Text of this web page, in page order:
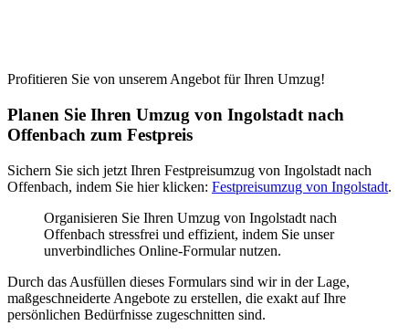
Profitieren Sie von unserem Angebot für Ihren Umzug!
Planen Sie Ihren Umzug von Ingolstadt nach
Offenbach zum Festpreis
Sichern Sie sich jetzt Ihren Festpreisumzug von Ingolstadt nach
Offenbach, indem Sie hier klicken: Festpreisumzug von Ingolstadt.
Organisieren Sie Ihren Umzug von Ingolstadt nach
Offenbach stressfrei und effizient, indem Sie unser
unverbindliches Online-Formular nutzen.
Durch das Ausfüllen dieses Formulars sind wir in der Lage,
maßgeschneiderte Angebote zu erstellen, die exakt auf Ihre
persönlichen Bedürfnisse zugeschnitten sind.